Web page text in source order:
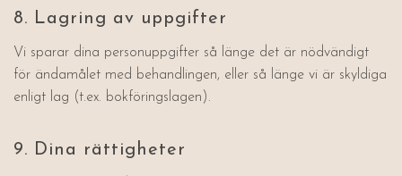
8. Lagring av uppgifter
Vi sparar dina personuppgifter så länge det är nödvändigt
för ändamålet med behandlingen, eller så länge vi är skyldiga
enligt lag (t.ex. bokföringslagen).
9. Dina rättigheter